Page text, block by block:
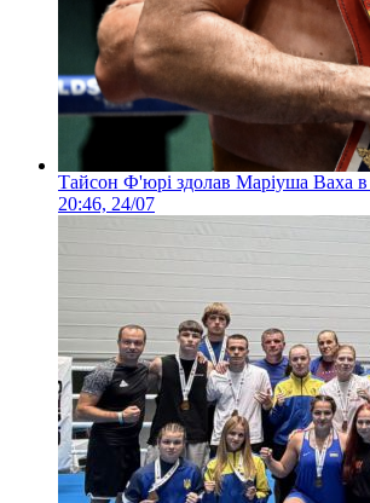
Тайсон Ф'юрі здолав Маріуша Ваха в
20:46, 24/07